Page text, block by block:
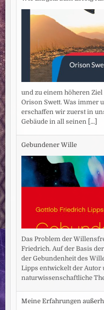
und zu einem höheren
Orison Swett. Was immer
erschaffen wir zuerst in
Gebäude in all seinen [...]
Gebundener Wille
Das Problem der
Friedrich. Auf der Basis
der Gebundenheit des
Lipps entwickelt der Autor
naturwissenschaftliche
Meine Erfahrungen